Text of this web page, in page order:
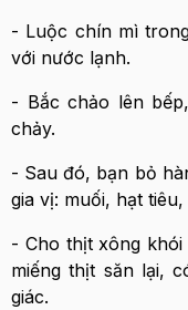
- Luộc chín mì
với nước lạnh.
- Bắc chảo lên
chảy.
- Sau đó, bạn bỏ
gia vị: muối, hạt
- Cho thịt xông
miếng thịt săn lại,
giác.